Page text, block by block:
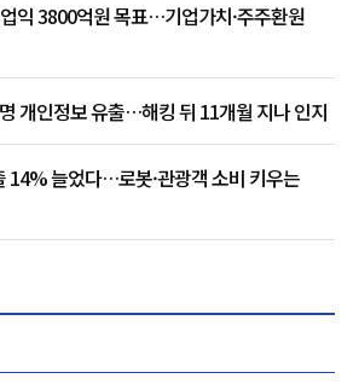
익 3800억원 목표…기업가치·주주환원
개인정보 유출…해킹 뒤 11개월 지나 인지
14% 늘었다…로봇·관광객 소비 키우는